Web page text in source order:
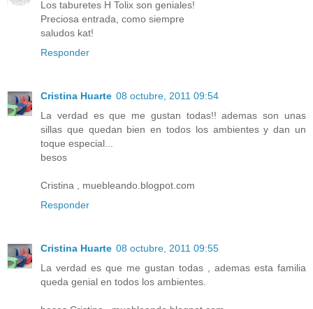
Los taburetes H Tolix son geniales!
Preciosa entrada, como siempre
saludos kat!
Responder
Cristina Huarte 08 octubre, 2011 09:54
La verdad es que me gustan todas!! ademas son unas
sillas que quedan bien en todos los ambientes y dan un
toque especial...
besos
Cristina , muebleando.blogpot.com
Responder
Cristina Huarte 08 octubre, 2011 09:55
La verdad es que me gustan todas , ademas esta familia
queda genial en todos los ambientes.